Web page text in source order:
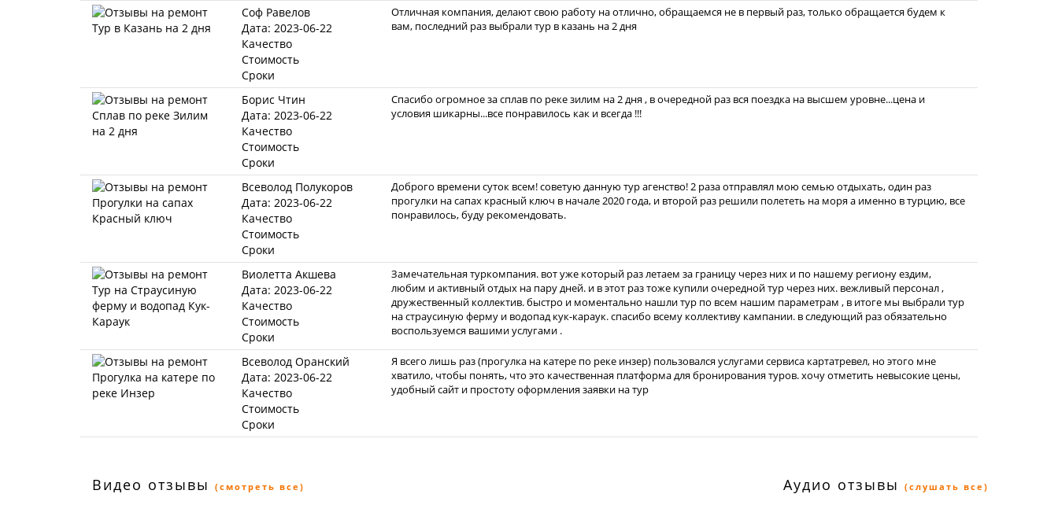
Соф Равелов
Дата: 2023-06-22
Качество
Стоимость
Сроки
Отличная компания, делают свою работу на отлично, обращаемся не в первый раз, только обращается будем к
вам, последний раз выбрали тур в казань на 2 дня
Борис Чтин
Дата: 2023-06-22
Качество
Стоимость
Сроки
Спасибо огромное за сплав по реке зилим на 2 дня , в очередной раз вся поездка на высшем уровне...цена и
условия шикарны...все понравилось как и всегда !!!
Всеволод Полукоров
Дата: 2023-06-22
Качество
Стоимость
Сроки
Доброго времени суток всем! советую данную тур агенство! 2 раза отправлял мою семью отдыхать, один раз
прогулки на сапах красный ключ в начале 2020 года, и второй раз решили полететь на моря а именно в турцию, все
понравилось, буду рекомендовать.
Виолетта Акшева
Дата: 2023-06-22
Качество
Стоимость
Сроки
Замечательная туркомпания. вот уже который раз летаем за границу через них и по нашему региону ездим,
любим и активный отдых на пару дней. и в этот раз тоже купили очередной тур через них. вежливый персонал ,
дружественный коллектив. быстро и моментально нашли тур по всем нашим параметрам , в итоге мы выбрали тур
на страусиную ферму и водопад кук-караук. спасибо всему коллективу кампании. в следующий раз обязательно
воспользуемся вашими услугами .
Всеволод Оранский
Дата: 2023-06-22
Качество
Стоимость
Сроки
Я всего лишь раз (прогулка на катере по реке инзер) пользовался услугами сервиса картатревел, но этого мне
хватило, чтобы понять, что это качественная платформа для бронирования туров. хочу отметить невысокие цены,
удобный сайт и простоту оформления заявки на тур
Видео отзывы (смотреть все) Аудио отзывы (слушать все)